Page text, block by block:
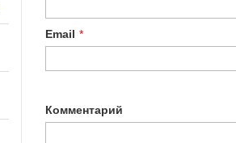
Email *
Комментарий